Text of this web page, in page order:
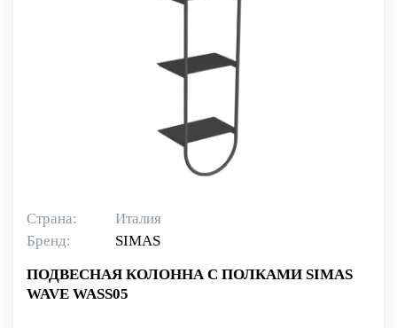
Страна:
Италия
Бренд:
SIMAS
ПОДВЕСНАЯ КОЛОННА С ПОЛКАМИ SIMAS
WAVE WASS05